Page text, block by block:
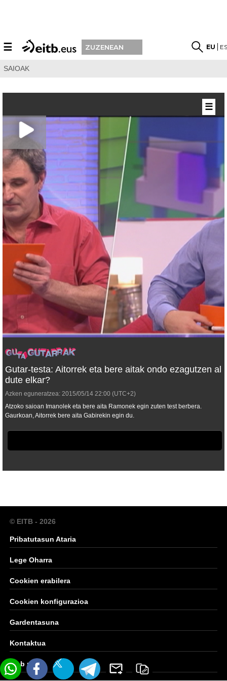
☰ ZUZENEAN EU
SAIOAK
Gutar-testa: Aitorrek eta bere aitak ondo ezagutzen al
dute elkar?
Azken eguneratzea: 2015/05/14 22:00 (UTC+2)
Atzoko saioan Imanolek eta bere aita Ramonek egin zuten test berbera.
Gaurkoan, Aitorrek bere aita Gabirekin egin du.
☰
© EITB - 2026
Pribatutasun Ataria
Lege Oharra
Cookien erabilera
Cookien konfigurazioa
Gardentasuna
Kontaktua
Web mapa